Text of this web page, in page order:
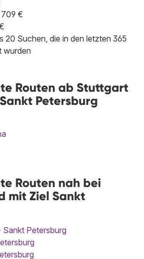
709 €
20 Suchen, die in den letzten 365
wurden
Routen ab Stuttgart
Petersburg
Routen nah bei
mit Ziel Sankt
Petersburg